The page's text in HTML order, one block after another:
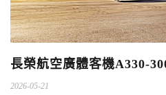
長榮航空廣體客機A330-
2026-05-21